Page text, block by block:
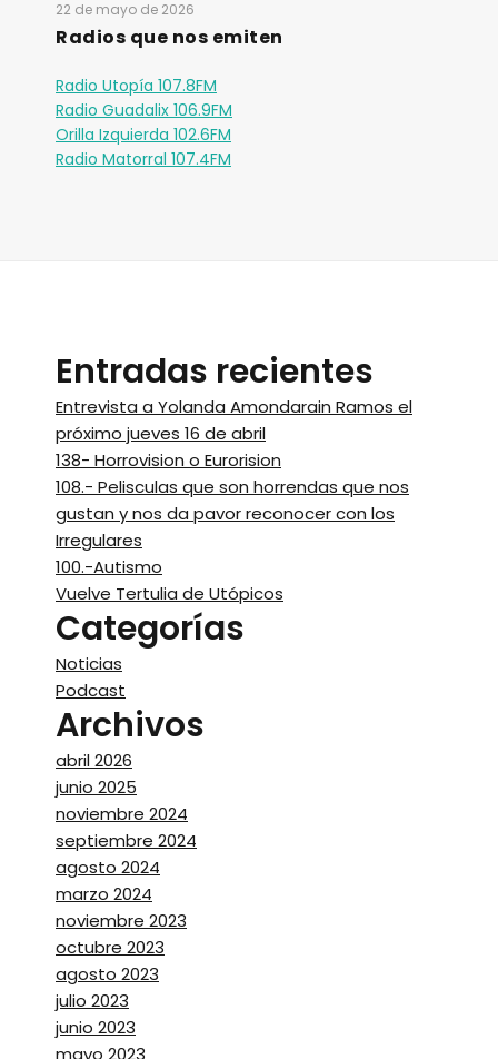
22 de mayo de 2026
Radios que nos emiten
Radio Utopía 107.8FM
Radio Guadalix 106.9FM
Orilla Izquierda 102.6FM
Radio Matorral 107.4FM
Entradas recientes
Entrevista a Yolanda Amondarain Ramos el
próximo jueves 16 de abril
138- Horrovision o Eurorision
108.- Pelisculas que son horrendas que nos
gustan y nos da pavor reconocer con los
Irregulares
100.-Autismo
Vuelve Tertulia de Utópicos
Categorías
Noticias
Podcast
Archivos
abril 2026
junio 2025
noviembre 2024
septiembre 2024
agosto 2024
marzo 2024
noviembre 2023
octubre 2023
agosto 2023
julio 2023
junio 2023
mayo 2023